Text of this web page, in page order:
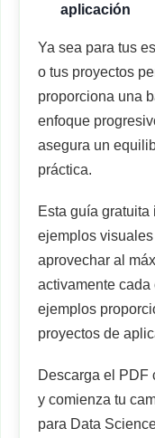
aplicación
Ya sea para tus
o tus proyectos
proporciona una
enfoque
asegura un
práctica.
Esta guía
ejemplos
aprovechar al
activamente
ejemplos
proyectos de
Descarga el PDF
y comienza tu
para Data